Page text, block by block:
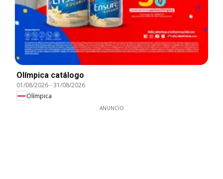
Olímpica catálogo
01/08/2026-31/08/2026
Olímpica
ANUNCIO